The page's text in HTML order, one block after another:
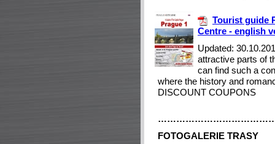
Tourist guide
Centre - english
Updated:
attractive parts of
can find such a
where the history and
DISCOUNT COUPONS
FOTOGALERIE TRASY